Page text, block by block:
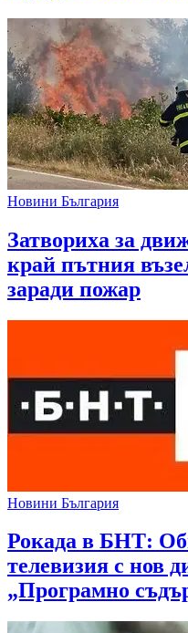
Новини България
Затвориха за
край пътния
заради пожар
Новини България
Рокада в БНТ:
телевизия с нов
„Програмно